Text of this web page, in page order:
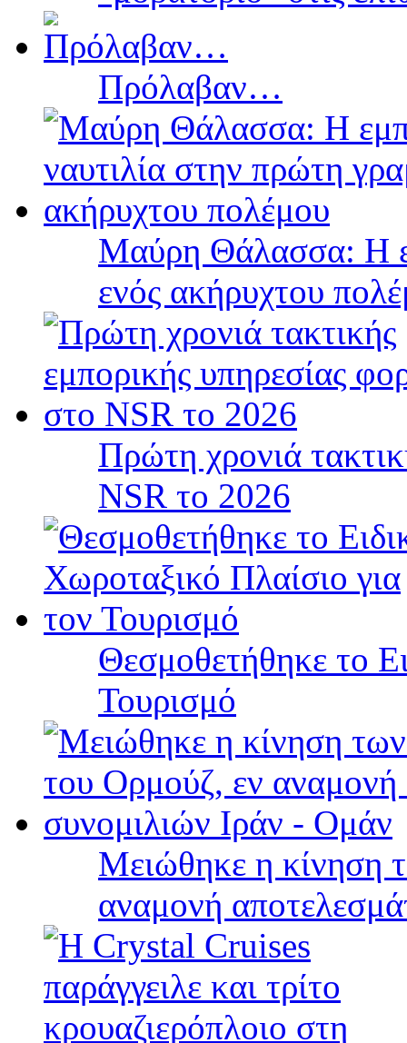
Πρόλαβαν…
Μαύρη Θάλασσα: Η
ενός ακήρυχτου
Πρώτη χρονιά
NSR το 2026
Θεσμοθετήθηκε το
Τουρισμό
Μειώθηκε η κίνηση
αναμονή